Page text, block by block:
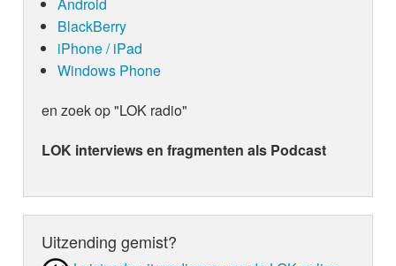
Android
BlackBerry
iPhone / iPad
Windows Phone
en zoek op "LOK radio"
LOK interviews en fragmenten als Podcast
Uitzending gemist?